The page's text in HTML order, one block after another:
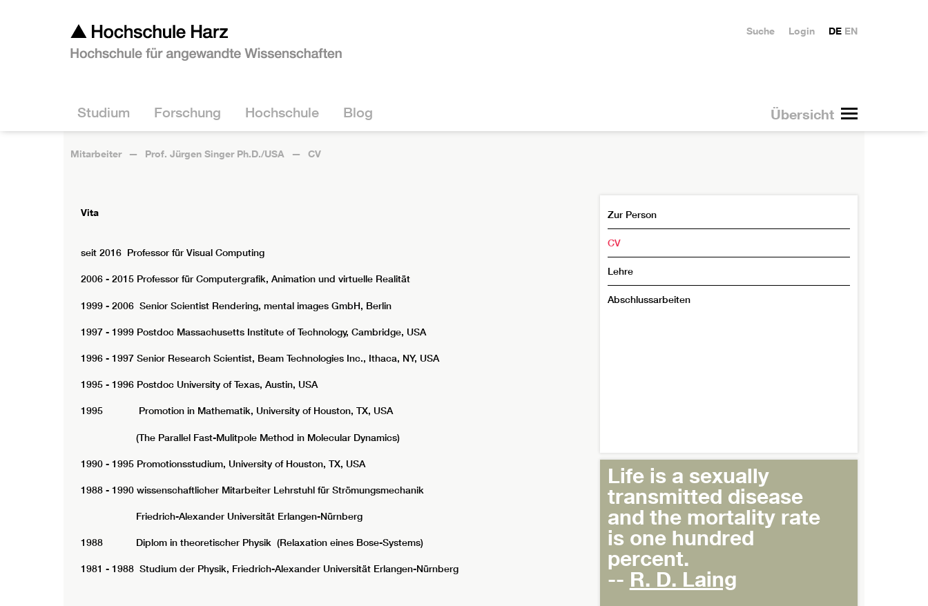
Übersicht
Studium Forschung Hochschule Blog
DE EN
Login
Suche
Mitarbeiter Prof. Jürgen Singer Ph.D./USA CV
Vita
seit 2016 Professor für Visual Computing
2006 - 2015 Professor für Computergrafik, Animation und virtuelle Realität
1999 - 2006 Senior Scientist Rendering, mental images GmbH, Berlin
1997 - 1999 Postdoc Massachusetts Institute of Technology, Cambridge, USA
1996 - 1997 Senior Research Scientist, Beam Technologies Inc., Ithaca, NY, USA
1995 - 1996 Postdoc University of Texas, Austin, USA
1995 Promotion in Mathematik, University of Houston, TX, USA
(The Parallel Fast-Mulitpole Method in Molecular Dynamics)
1990 - 1995 Promotionsstudium, University of Houston, TX, USA
1988 - 1990 wissenschaftlicher Mitarbeiter Lehrstuhl für Strömungsmechanik
Friedrich-Alexander Universität Erlangen-Nürnberg
1988 Diplom in theoretischer Physik (Relaxation eines Bose-Systems)
1981 - 1988 Studium der Physik, Friedrich-Alexander Universität Erlangen-Nürnberg
Zur Person
CV
Lehre
Abschlussarbeiten
Life is a sexually
transmitted disease
and the mortality rate
is one hundred
percent.
-- R. D. Laing